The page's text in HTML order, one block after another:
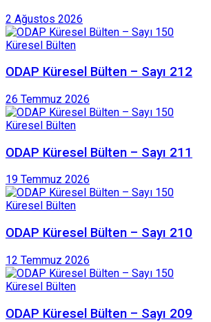
2 Ağustos 2026
Küresel Bülten
ODAP Küresel Bülten – Sayı 212
26 Temmuz 2026
Küresel Bülten
ODAP Küresel Bülten – Sayı 211
19 Temmuz 2026
Küresel Bülten
ODAP Küresel Bülten – Sayı 210
12 Temmuz 2026
Küresel Bülten
ODAP Küresel Bülten – Sayı 209